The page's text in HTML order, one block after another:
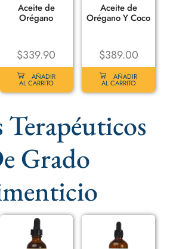
Aceite de
Orégano
$339.90
AÑADIR
AL CARRITO
Aceite de
Orégano Y Coco
$389.00
AÑADIR
AL CARRITO
Terapéuticos
Grado